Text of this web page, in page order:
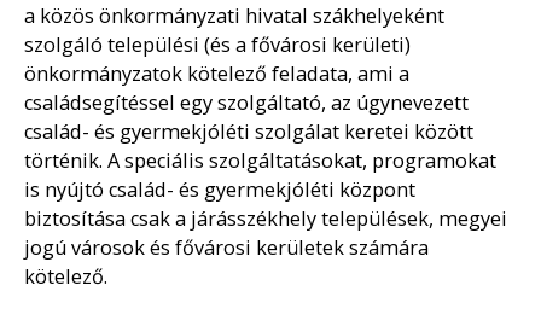
a közös önkormányzati hivatal szákhelyeként
szolgáló települési (és a fővárosi kerületi)
önkormányzatok kötelező feladata, ami a
családsegítéssel egy szolgáltató, az úgynevezett
család- és gyermekjóléti szolgálat keretei között
történik. A speciális szolgáltatásokat, programokat
is nyújtó család- és gyermekjóléti központ
biztosítása csak a járásszékhely települések, megyei
jogú városok és fővárosi kerületek számára
kötelező.